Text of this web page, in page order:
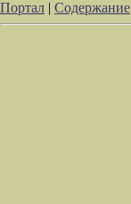
Портал | Содержание